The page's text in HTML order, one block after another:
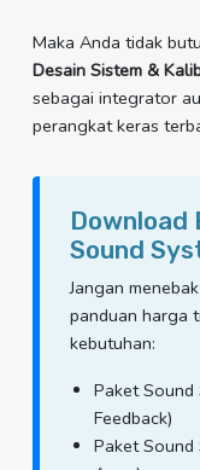
Maka Anda tidak
Desain Sistem &
sebagai integrator
perangkat keras
Download
Sound
Jangan
panduan harga
kebutuhan:
Paket Sound
Feedback)
Paket Sound